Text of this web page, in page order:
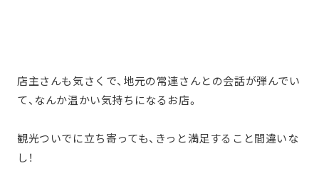
店主さんも気さくで、地元の常連さんとの会話が弾んでい
て、なんか温かい気持ちになるお店。
観光ついでに立ち寄っても、きっと満足すること間違いな
し！